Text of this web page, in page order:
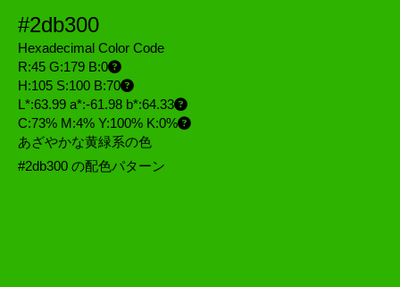
#2db300
Hexadecimal Color Code
R:45 G:179 B:0
H:105 S:100 B:70
L*:63.99 a*:-61.98 b*:64.33
C:73% M:4% Y:100% K:0%
あざやかな黄緑系の色
#2db300 の配色パターン